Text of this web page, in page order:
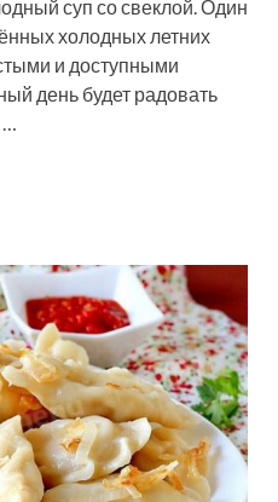
суп со свеклой. Один
холодных летних
и доступными
день будет радовать
…